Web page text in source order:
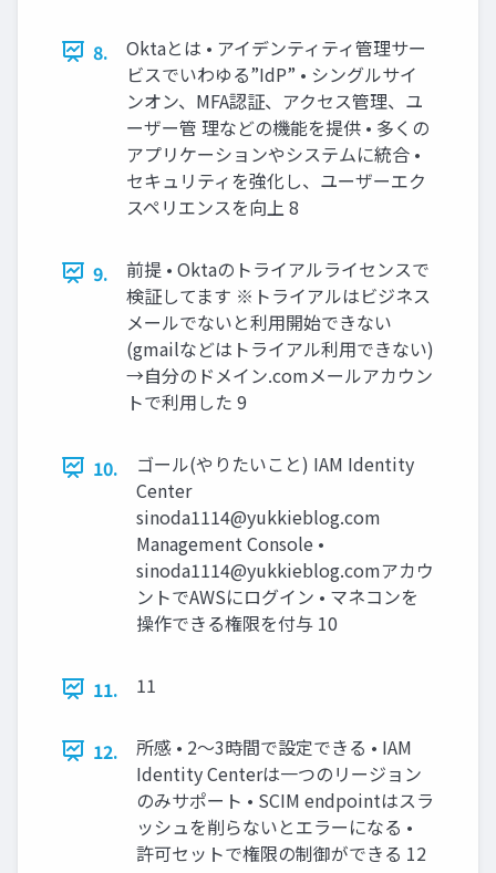
8.
Oktaとは • アイデンティティ管理サー
ビスでいわゆる”IdP” • シングルサイ
ンオン、MFA認証、アクセス管理、ユ
ーザー管 理などの機能を提供 • 多くの
アプリケーションやシステムに統合 •
セキュリティを強化し、ユーザーエク
スペリエンスを向上 8
9.
前提 • Oktaのトライアルライセンスで
検証してます ※トライアルはビジネス
メールでないと利用開始できない
(gmailなどはトライアル利用できない)
→自分のドメイン.comメールアカウン
トで利用した 9
10.
ゴール(やりたいこと) IAM Identity
Center
sinoda1114@yukkieblog.com
Management Console •
sinoda1114@yukkieblog.comアカウ
ントでAWSにログイン • マネコンを
操作できる権限を付与 10
11. 11
12.
所感 • 2～3時間で設定できる • IAM
Identity Centerは一つのリージョン
のみサポート • SCIM endpointはスラ
ッシュを削らないとエラーになる •
許可セットで権限の制御ができる 12